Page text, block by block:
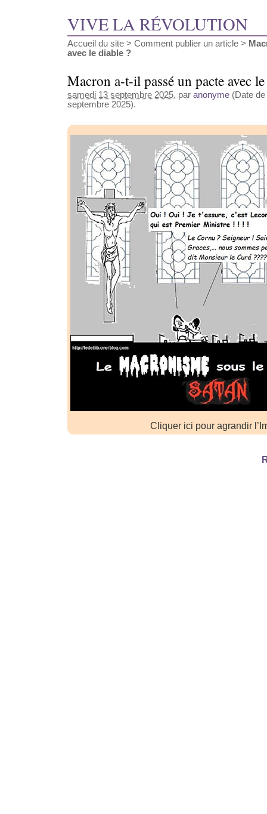
VIVE LA RÉVOLUTION
Accueil du site > Comment publier un article >
avec le diable ?
Macron a-t-il passé un pacte avec
samedi 13 septembre 2025, par anonyme (Date
septembre 2025).
Cliquer ici pour agrandir